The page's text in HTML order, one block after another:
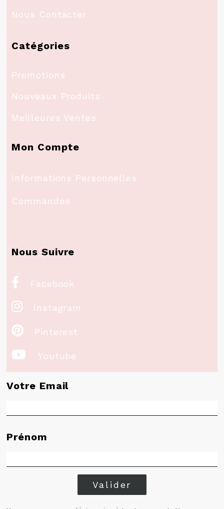
Nous Contacter
Catégories
Promotions
Nouveaux Produits
Meilleures Ventes
Mon Compte
Informations Personnelles
Commandes
Nous Suivre
 Facebook
 Instagram
 Pinterest
 Youtube
Votre Email
Prénom
Valider